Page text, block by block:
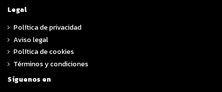
Legal
Política de privacidad
Aviso legal
Política de cookies
Términos y condiciones
Síguenos en